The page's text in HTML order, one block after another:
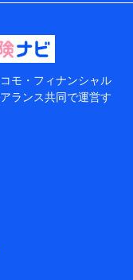
（詳細は次のと
王パークタワー
前田 義晃
バンネット日
お客さまの情報
順守します 。
「第三者提供の
モ・フィナンシャル
ランス共同で運営す